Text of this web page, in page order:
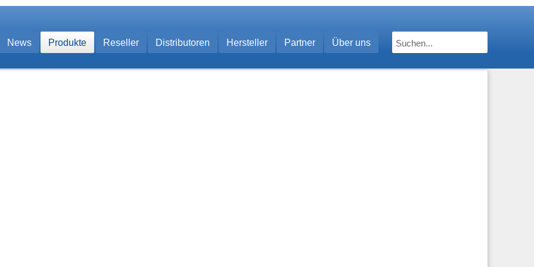
News Produkte Reseller Distributoren Hersteller Partner Über uns